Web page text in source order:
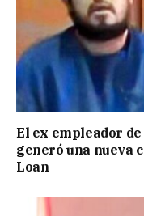
El ex empleador
generó una nueva
Loan